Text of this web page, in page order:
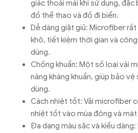
giác thoải mái khi sử dụng, đặc
đồ thể thao và đồ đi biển.
Dễ dàng giặt giũ: Microfiber rất
khô, tiết kiệm thời gian và
dùng.
Chống khuẩn: Một số loại vải
năng kháng khuẩn, giúp bảo
dùng.
Cách nhiệt tốt: Vải microfiber
nhiệt tốt vào mùa đông và mát
Đa dạng màu sắc và kiểu